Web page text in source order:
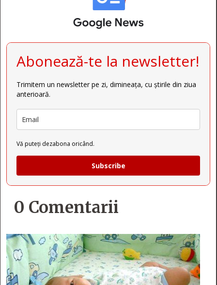
Abonează-te la newsletter!
Trimitem un newsletter pe zi, dimineața, cu știrile din ziua
anterioară.
Vă puteți dezabona oricând.
Subscribe
0 Comentarii